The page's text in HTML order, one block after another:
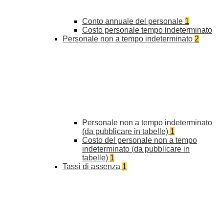
Conto annuale del personale 1
Costo personale tempo indeterminato
Personale non a tempo indeterminato 2
Personale non a tempo indeterminato
(da pubblicare in tabelle) 1
Costo del personale non a tempo
indeterminato (da pubblicare in
tabelle) 1
Tassi di assenza 1